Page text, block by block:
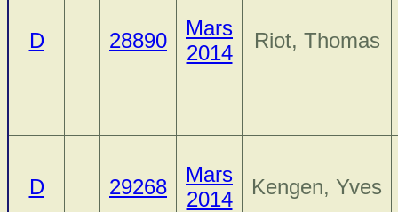
D 28890
Mars
2014
Riot, Thomas
D 29268
Mars
2014
Kengen, Yves